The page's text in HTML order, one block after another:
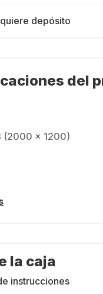
depósito
del
(2000 x 1200)
la caja
instrucciones